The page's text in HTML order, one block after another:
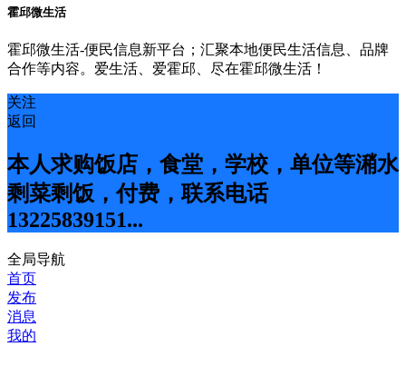
霍邱微生活
霍邱微生活-便民信息新平台；汇聚本地便民生活信息、品牌
合作等内容。爱生活、爱霍邱、尽在霍邱微生活！
关注
返回
本人求购饭店，食堂，学校，单位等潲水
剩菜剩饭，付费，联系电话
13225839151...
全局导航
首页
发布
消息
我的